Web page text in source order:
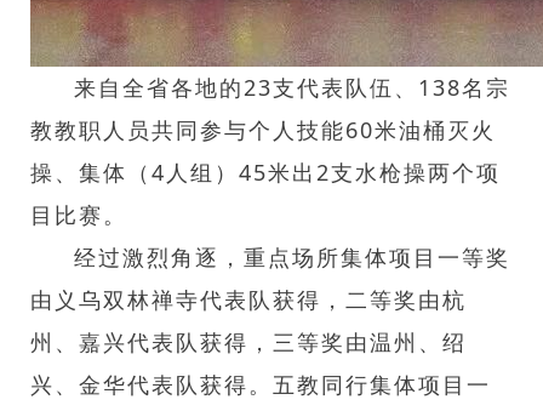
来自全省各地的23支代表队伍、138名宗
教教职人员共同参与个人技能60米油桶灭火
操、集体（4人组）45米出2支水枪操两个项
目比赛。
经过激烈角逐，重点场所集体项目一等奖
由义乌双林禅寺代表队获得，二等奖由杭
州、嘉兴代表队获得，三等奖由温州、绍
兴、金华代表队获得。五教同行集体项目一